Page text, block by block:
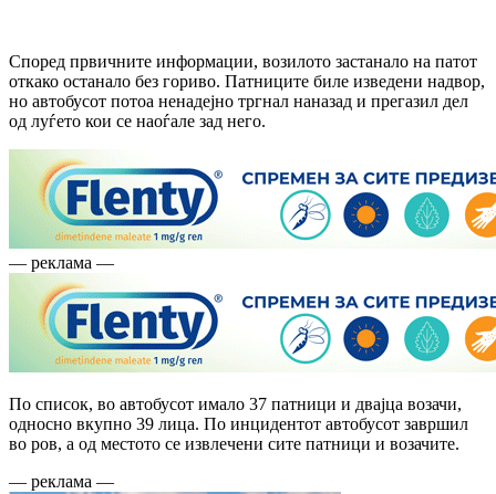
Според првичните информации, возилото застанало на патот
откако останало без гориво. Патниците биле изведени надвор,
но автобусот потоа ненадејно тргнал наназад и прегазил дел
од луѓето кои се наоѓале зад него.
— реклама —
По список, во автобусот имало 37 патници и двајца возачи,
односно вкупно 39 лица. По инцидентот автобусот завршил
во ров, а од местото се извлечени сите патници и возачите.
— реклама —